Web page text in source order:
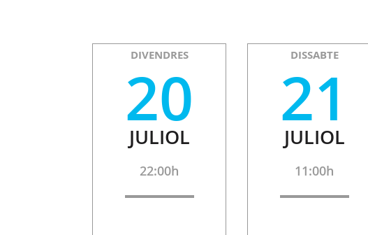
DIVENDRES
20
JULIOL
22:00h
DISSABTE
21
JULIOL
11:00h